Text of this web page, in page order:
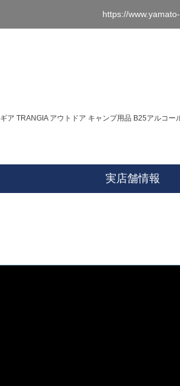
https://
ギア TRANGIA アウトドア キャンプ用品 B25アルコー
実店舗情報